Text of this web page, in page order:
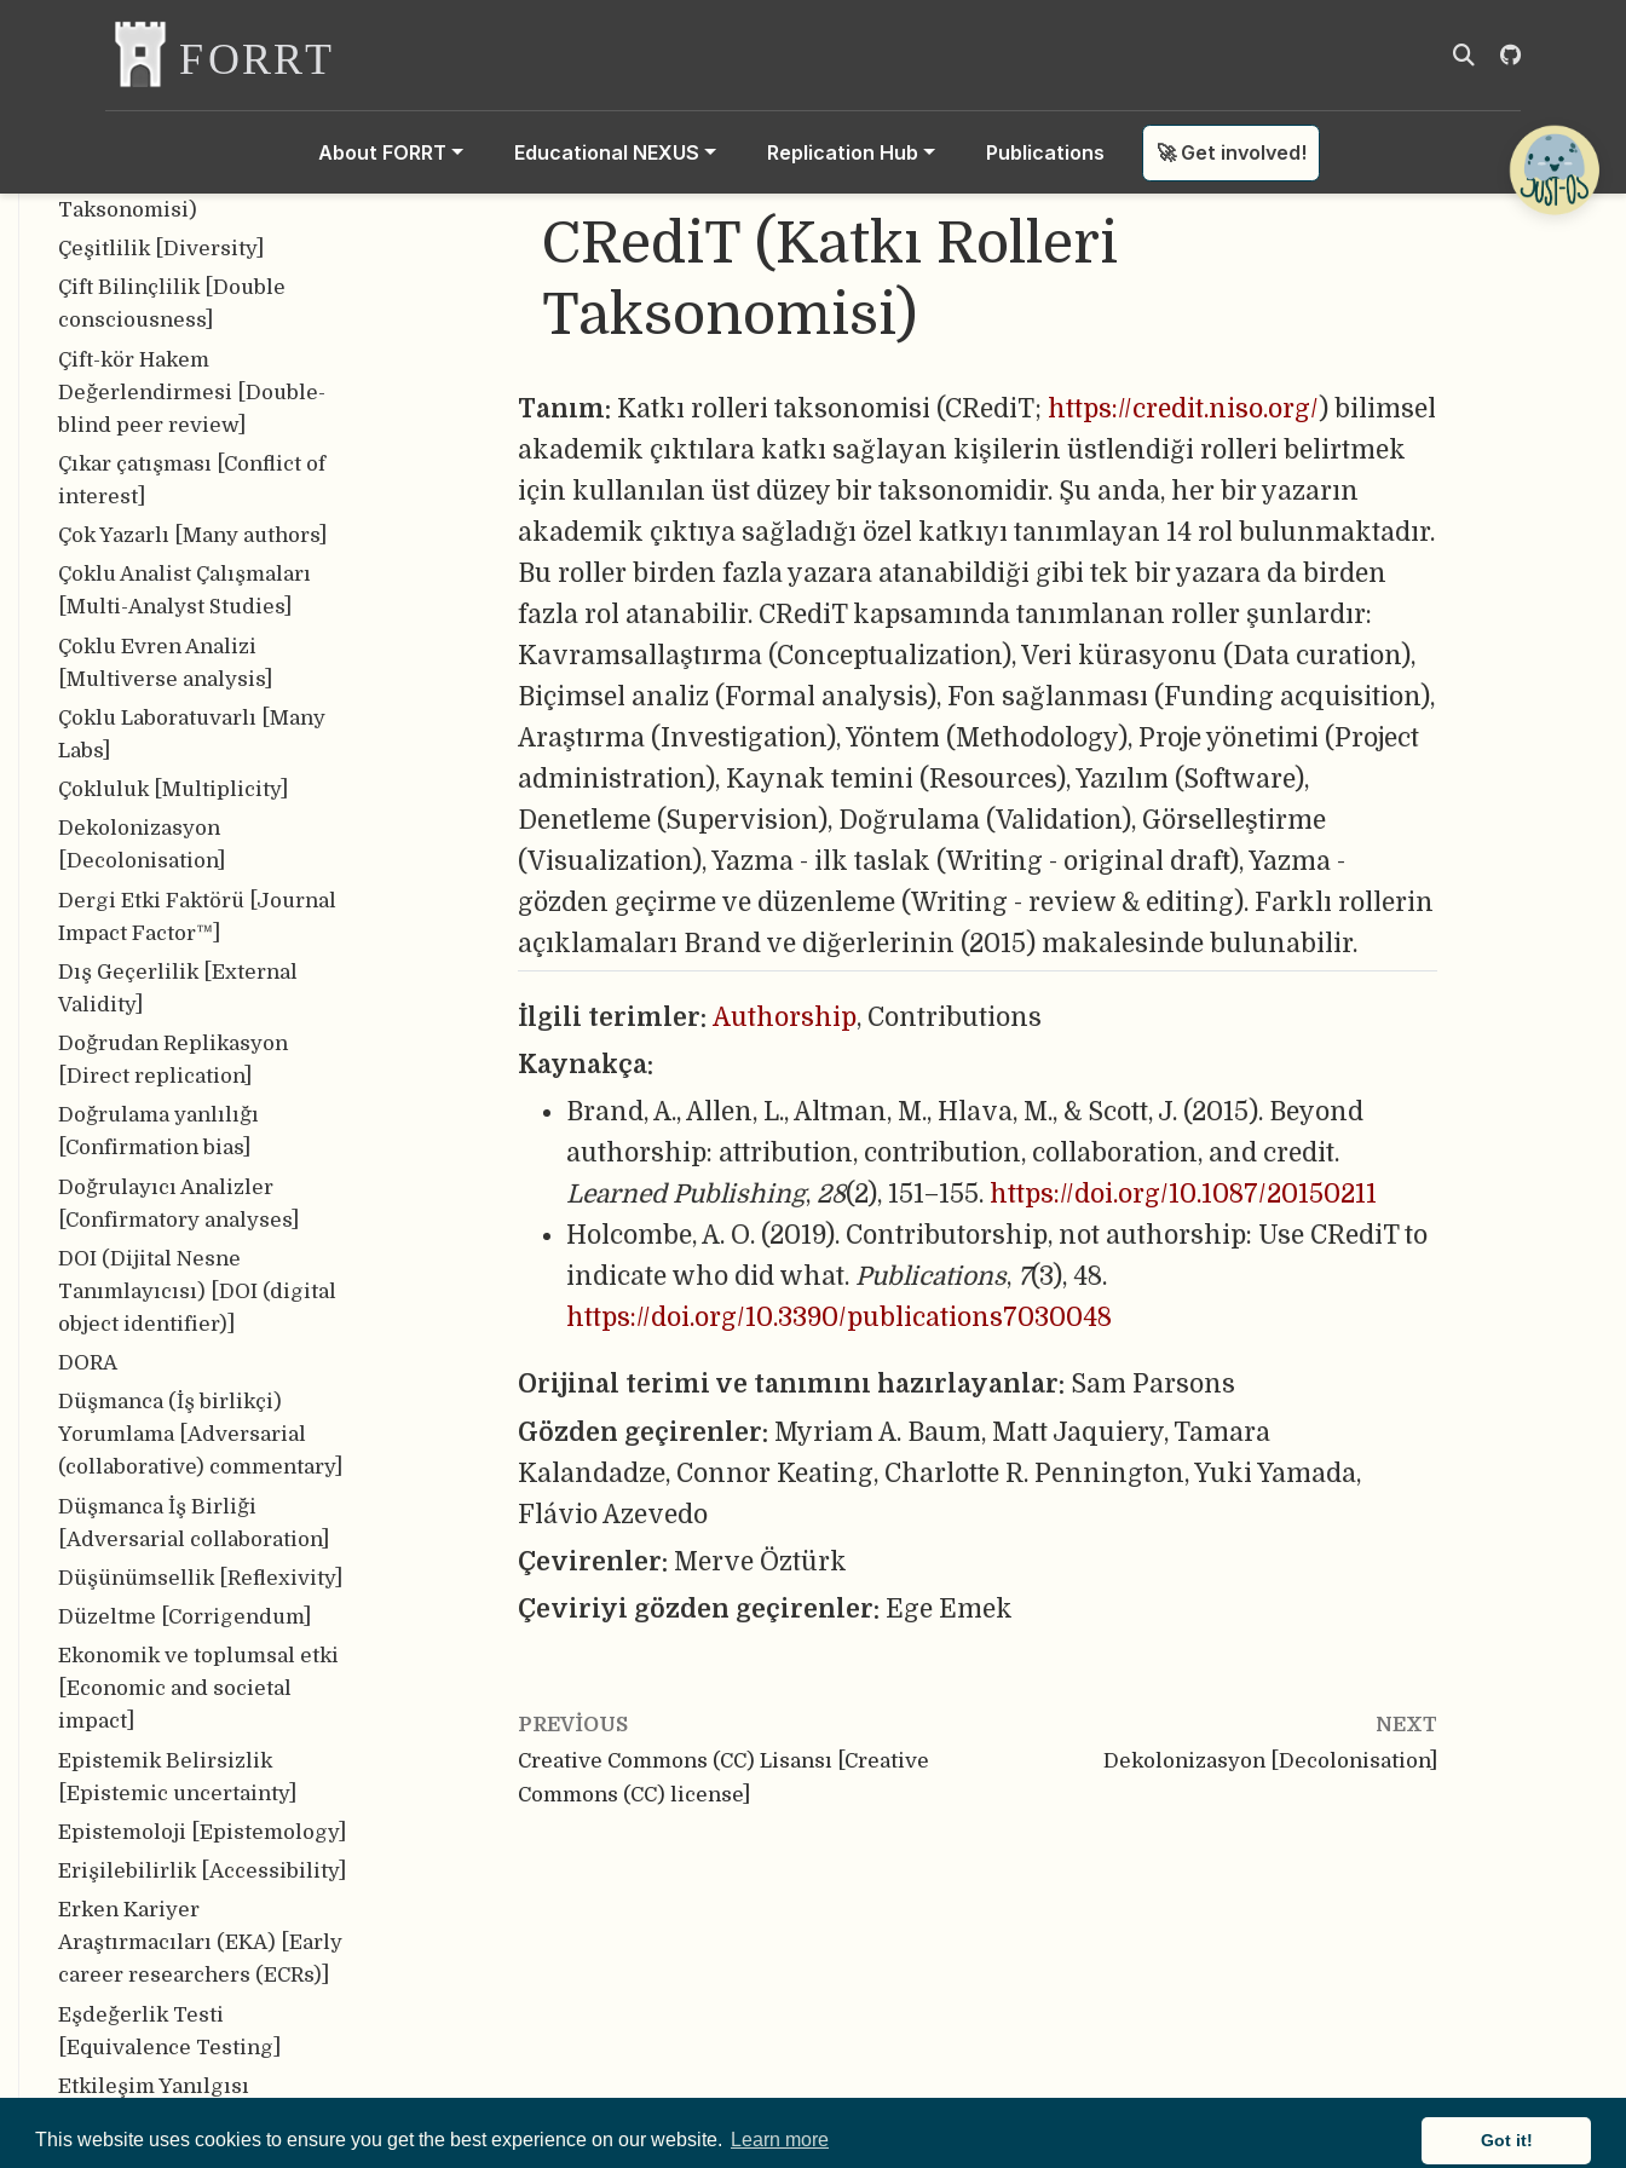
This website uses cookies to ensure you get the best experience on our website. Learn more Got it!
About FORRT Educational NEXUS Replication Hub Publications 🚀 Get involved!
Practices in Repositories]
Creative Commons (CC)
Lisansı [Creative Commons
Taksonomisi)
Çeşitlilik [Diversity]
Çift Bilinçlilik [Double
consciousness]
Çift-kör Hakem
Değerlendirmesi [Double-
blind peer review]
Çıkar çatışması [Conflict of
interest]
Çok Yazarlı [Many authors]
Çoklu Analist Çalışmaları
[Multi-Analyst Studies]
Çoklu Evren Analizi
[Multiverse analysis]
Çoklu Laboratuvarlı [Many
Labs]
Çokluluk [Multiplicity]
Dekolonizasyon
[Decolonisation]
Dergi Etki Faktörü [Journal
Impact Factor™]
Dış Geçerlilik [External
Validity]
Doğrudan Replikasyon
[Direct replication]
Doğrulama yanlılığı
[Confirmation bias]
Doğrulayıcı Analizler
[Confirmatory analyses]
DOI (Dijital Nesne
Tanımlayıcısı) [DOI (digital
object identifier)]
DORA
Düşmanca (İş birlikçi)
Yorumlama [Adversarial
(collaborative) commentary]
Düşmanca İş Birliği
[Adversarial collaboration]
Düşünümsellik [Reflexivity]
Düzeltme [Corrigendum]
Ekonomik ve toplumsal etki
[Economic and societal
impact]
Epistemik Belirsizlik
[Epistemic uncertainty]
Epistemoloji [Epistemology]
Erişilebilirlik [Accessibility]
Erken Kariyer
Araştırmacıları (EKA) [Early
career researchers (ECRs)]
Eşdeğerlik Testi
[Equivalence Testing]
Etkileşim Yanılgısı
CRediT (Katkı Rolleri
Taksonomisi)
Tanım: Katkı rolleri taksonomisi (CRediT; https://credit.niso.org/) bilimsel
akademik çıktılara katkı sağlayan kişilerin üstlendiği rolleri belirtmek
için kullanılan üst düzey bir taksonomidir. Şu anda, her bir yazarın
akademik çıktıya sağladığı özel katkıyı tanımlayan 14 rol bulunmaktadır.
Bu roller birden fazla yazara atanabildiği gibi tek bir yazara da birden
fazla rol atanabilir. CRediT kapsamında tanımlanan roller şunlardır:
Kavramsallaştırma (Conceptualization), Veri kürasyonu (Data curation),
Biçimsel analiz (Formal analysis), Fon sağlanması (Funding acquisition),
Araştırma (Investigation), Yöntem (Methodology), Proje yönetimi (Project
administration), Kaynak temini (Resources), Yazılım (Software),
Denetleme (Supervision), Doğrulama (Validation), Görselleştirme
(Visualization), Yazma - ilk taslak (Writing - original draft), Yazma -
gözden geçirme ve düzenleme (Writing - review & editing). Farklı rollerin
açıklamaları Brand ve diğerlerinin (2015) makalesinde bulunabilir.
İlgili terimler: Authorship, Contributions
Kaynakça:
Brand, A., Allen, L., Altman, M., Hlava, M., & Scott, J. (2015). Beyond
authorship: attribution, contribution, collaboration, and credit.
Learned Publishing, 28(2), 151–155. https://doi.org/10.1087/20150211
Holcombe, A. O. (2019). Contributorship, not authorship: Use CRediT to
indicate who did what. Publications, 7(3), 48.
https://doi.org/10.3390/publications7030048
Orijinal terimi ve tanımını hazırlayanlar: Sam Parsons
Gözden geçirenler: Myriam A. Baum, Matt Jaquiery, Tamara
Kalandadze, Connor Keating, Charlotte R. Pennington, Yuki Yamada,
Flávio Azevedo
Çevirenler: Merve Öztürk
Çeviriyi gözden geçirenler: Ege Emek
PREVIOUS
Creative Commons (CC) Lisansı [Creative
Commons (CC) license]
NEXT
Dekolonizasyon [Decolonisation]